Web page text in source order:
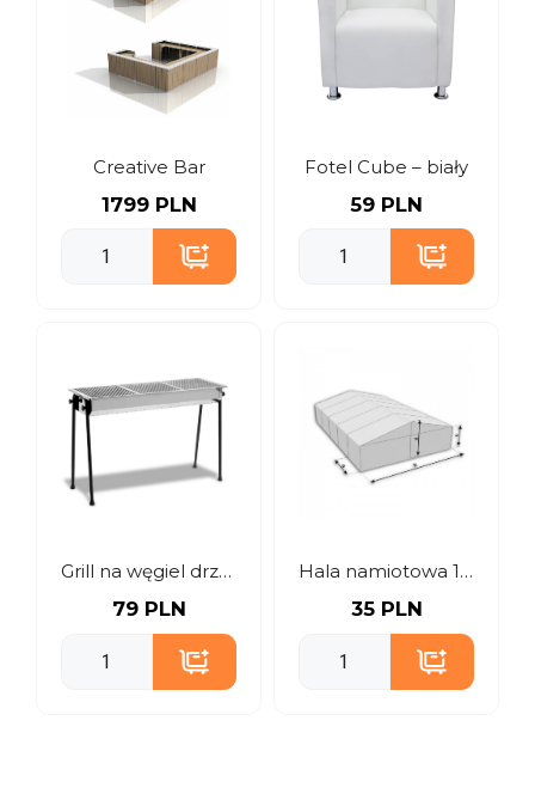
Creative Bar
1799 PLN
Fotel Cube – biały
59 PLN
Grill na węgiel drzewny
79 PLN
Hala namiotowa 10 m
35 PLN